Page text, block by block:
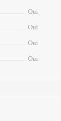
Oui
Oui
Oui
Oui